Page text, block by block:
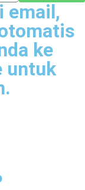
email,
ke
untuk